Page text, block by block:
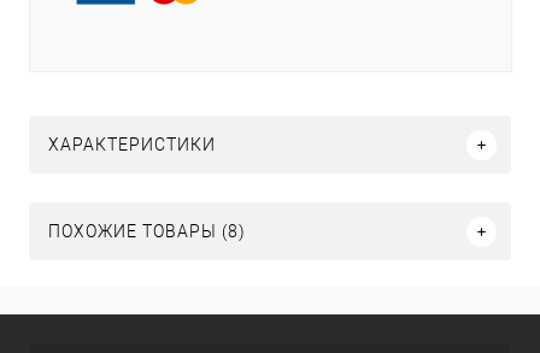
ХАРАКТЕРИСТИКИ
ПОХОЖИЕ ТОВАРЫ (8)